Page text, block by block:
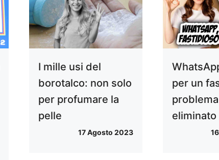
I mille usi del
borotalco: non solo
per profumare la
pelle
17 Agosto 2023
per un
eliminato